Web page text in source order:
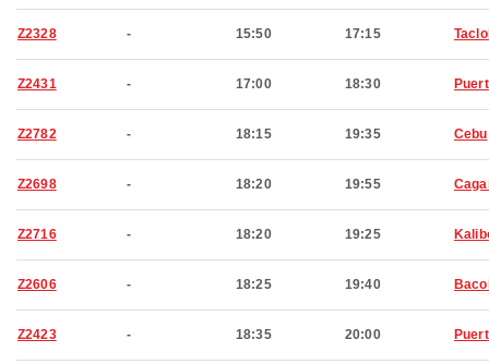
Z2328 - 15:50 17:15
Z2431 - 17:00 18:30
Z2782 - 18:15 19:35 Cebu
Z2698 - 18:20 19:55
Z2716 - 18:20 19:25
Z2606 - 18:25 19:40
Z2423 - 18:35 20:00